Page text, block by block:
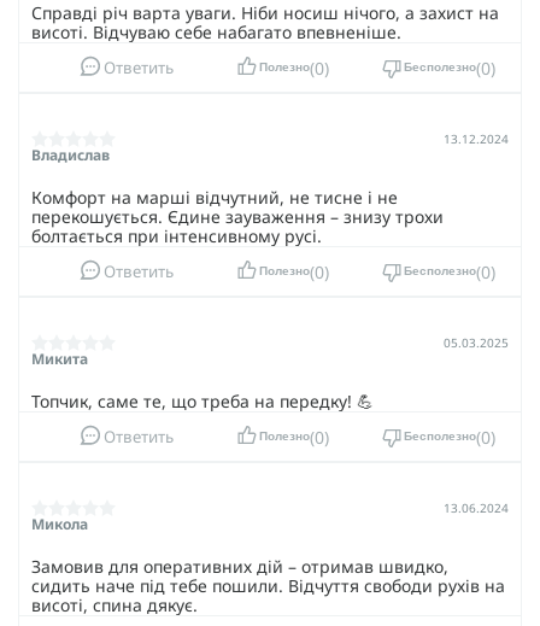
Справді річ варта уваги. Ніби носиш нічого, а захист на
висоті. Відчуваю себе набагато впевненіше.
Ответить Полезно 0 Бесполезно 0
Владислав
13.12.2024
Комфорт на марші відчутний, не тисне і не
перекошується. Єдине зауваження – знизу трохи
болтається при інтенсивному русі.
Ответить Полезно 0 Бесполезно 0
Микита
05.03.2025
Топчик, саме те, що треба на передку! 💪
Ответить Полезно 0 Бесполезно 0
Микола
13.06.2024
Замовив для оперативних дій – отримав швидко,
сидить наче під тебе пошили. Відчуття свободи рухів на
висоті, спина дякує.